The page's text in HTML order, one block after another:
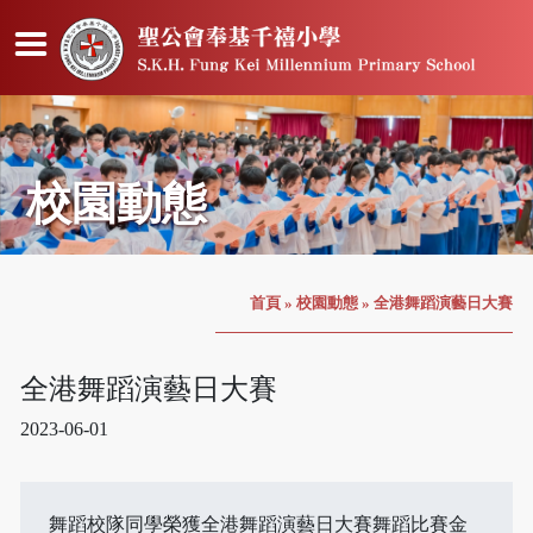
校園動態
首頁 » 校園動態 » 全港舞蹈演藝日大賽
全港舞蹈演藝日大賽
2023-06-01
舞蹈校隊同學榮獲全港舞蹈演藝日大賽舞蹈比賽金